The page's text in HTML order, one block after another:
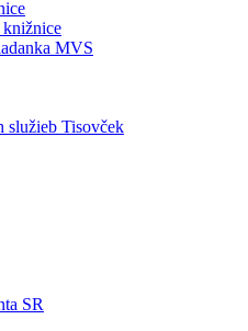
MVS
služieb Tisovček
SR